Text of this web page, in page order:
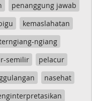
penanggung jawab
kemaslahatan
ngiang
semilir
pelacur
nasehat